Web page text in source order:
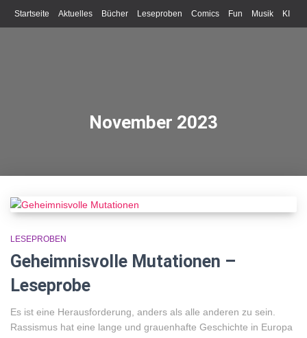
Startseite Aktuelles Bücher Leseproben Comics Fun Musik KI
November 2023
LESEPROBEN
Geheimnisvolle Mutationen –
Leseprobe
Es ist eine Herausforderung, anders als alle anderen zu sein.
Rassismus hat eine lange und grauenhafte Geschichte in Europa